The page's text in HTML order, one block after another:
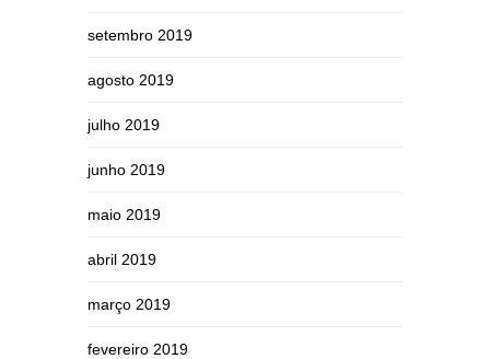
setembro 2019
agosto 2019
julho 2019
junho 2019
maio 2019
abril 2019
março 2019
fevereiro 2019